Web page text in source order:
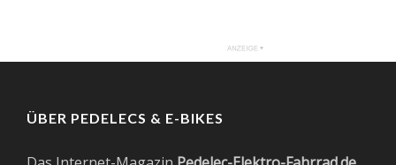
ÜBER PEDELECS & E-BIKES